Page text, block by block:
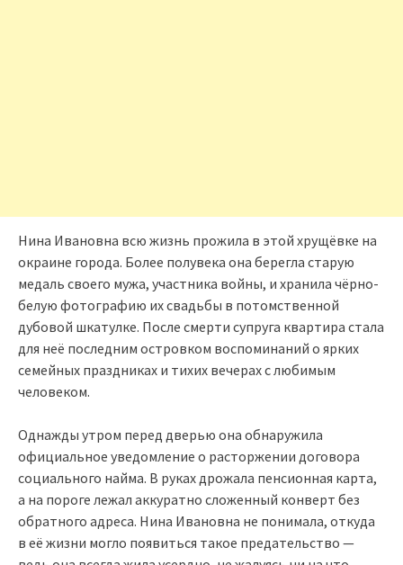
Нина Ивановна всю жизнь прожила в этой хрущёвке на
окраине города. Более полувека она берегла старую
медаль своего мужа, участника войны, и хранила чёрно-
белую фотографию их свадьбы в потомственной
дубовой шкатулке. После смерти супруга квартира стала
для неё последним островком воспоминаний о ярких
семейных праздниках и тихих вечерах с любимым
человеком.
Однажды утром перед дверью она обнаружила
официальное уведомление о расторжении договора
социального найма. В руках дрожала пенсионная карта,
а на пороге лежал аккуратно сложенный конверт без
обратного адреса. Нина Ивановна не понимала, откуда
в её жизни могло появиться такое предательство —